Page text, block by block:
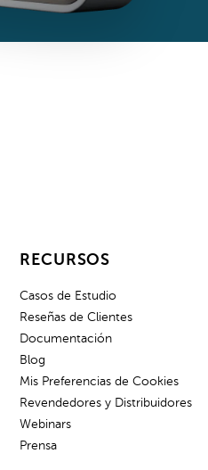
RECURSOS
Casos de Estudio
Reseñas de Clientes
Documentación
Blog
Mis Preferencias de Cookies
Revendedores y Distribuidores
Webinars
Prensa